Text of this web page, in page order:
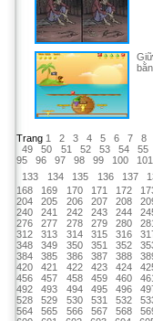
Trang 1 2 3 4 5 6 7 8
49
50 51 52 53 54 55
95
96 97 98 99 100 101
133
134 135 136 137
168 169 170 171 172
204
205 206 207 208
240
241 242 243 244
276
277 278 279 280
312
313 314 315 316
348
349 350 351 352
384
385 386 387 388
420
421 422 423 424
456
457 458 459 460
492
493 494 495 496
528
529 530 531 532
564
565 566 567 568